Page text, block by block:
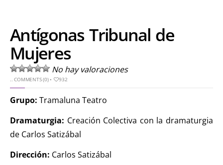
Antígonas Tribunal de
Mujeres
No hay valoraciones
..COMMENTS (0)• 932
Grupo: Tramaluna Teatro
Dramaturgia: Creación Colectiva con la dramaturgia
de Carlos Satizábal
Dirección: Carlos Satizábal